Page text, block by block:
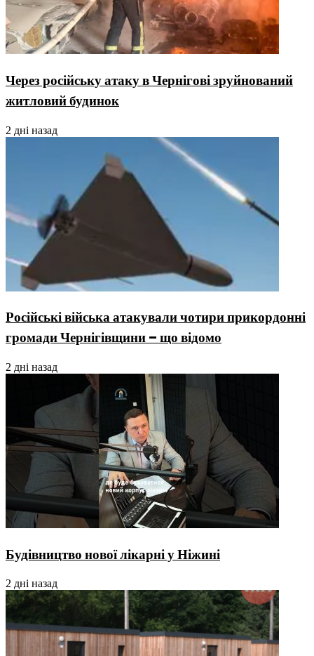
Через російську атаку в Чернігові зруйнований
житловий будинок
2 дні назад
Російські війська атакували чотири прикордонні
громади Чернігівщини – що відомо
2 дні назад
Будівництво нової лікарні у Ніжині
2 дні назад